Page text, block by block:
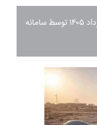
تصاویری از انهدام پهپاد MQ1 در بامداد ۱۰ خرداد ۱۴۰۵ توسط سامانه‌